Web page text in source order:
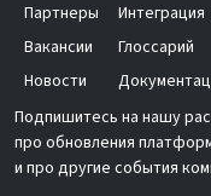
Партнеры
Вакансии
Новости
Интеграция
Глоссарий
Подпишитесь на нашу
про обновления
и про другие события